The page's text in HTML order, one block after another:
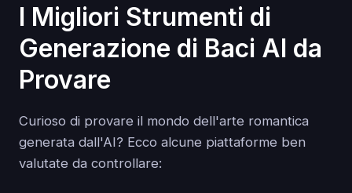
I Migliori Strumenti di
Generazione di Baci AI da
Provare
Curioso di provare il mondo dell'arte romantica
generata dall'AI? Ecco alcune piattaforme ben
valutate da controllare: